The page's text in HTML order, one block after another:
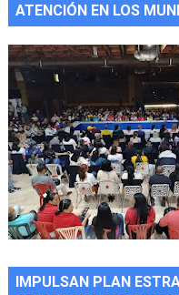
ATENCIÓN EN LOS
IMPULSAN PLAN